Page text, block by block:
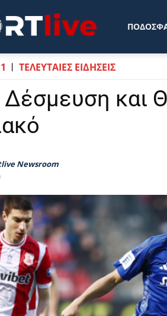
Sportlive.gr
ΤΕΛΕΥΤΑΙΕΣ ΕΙΔΗΣΕΙΣ
και
Newsroom